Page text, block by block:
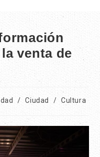
venta de
/ Ciudad / Cultura